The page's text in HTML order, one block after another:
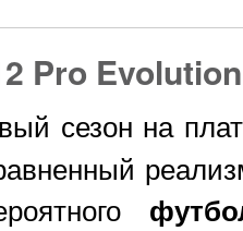
Pro
сезон на